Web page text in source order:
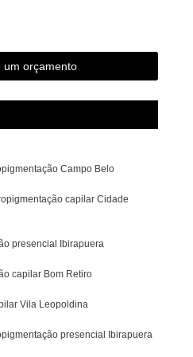
da Serra
Capilar Ribeirão Pires
Sul
Campo
Capilar 3d
Capilar em 3d
para Calvície
para Homens
Feminino
um orçamento
Campo Belo
capilar Cidade
presencial Ibirapuera
capilar Bom Retiro
Vila Leopoldina
presencial Ibirapuera